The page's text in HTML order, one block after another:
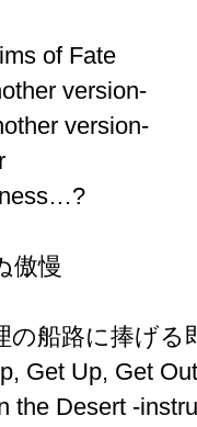
of Fate
version-
version-
傲慢
の船路に捧げる
Get Up, Get
the Desert -